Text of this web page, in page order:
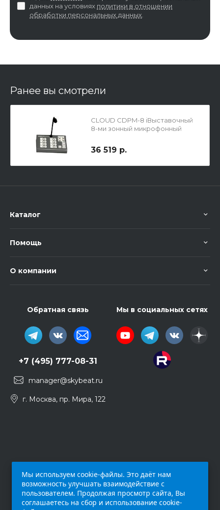
данных на условиях политики в отношении
обработки персональных данных
Ранее вы смотрели
CLOUD CDPM-8 iВыставочный
8-ми зонный микрофонный
36 519 р.
Каталог
Помощь
О компании
Обратная связь
+7 (495) 777-08-31
manager@skybeat.ru
г. Москва, пр. Мира, 122
Мы в социальных сетях
Мы используем cookie-файлы. Это даёт нам
возможность улучшать взаимодействие с
пользователем. Продолжая просмотр сайта, Вы
соглашаетесь на сбор и использование cookie-